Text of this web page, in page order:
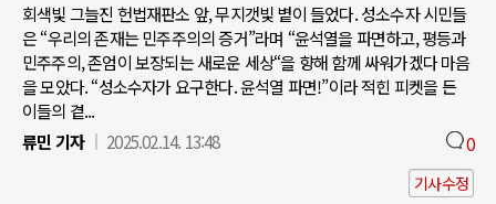
회색빛 그늘진 헌법재판소 앞, 무지갯빛 볕이 들었다. 성소수자 시민들
은 “우리의 존재는 민주주의의 증거”라며 “윤석열을 파면하고, 평등과
민주주의, 존엄이 보장되는 새로운 세상“을 향해 함께 싸워가겠다 마음
을 모았다. “성소수자가 요구한다. 윤석열 파면!”이라 적힌 피켓을 든
이들의 곁...
류민 기자
2025.02.14. 13:48 0
기사수정